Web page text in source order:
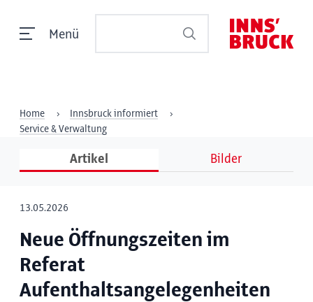
Menü
Home
Innsbruck informiert
Service & Verwaltung
Artikel Bilder
13.05.2026
Neue Öffnungszeiten im
Referat
Aufenthaltsangelegenheiten